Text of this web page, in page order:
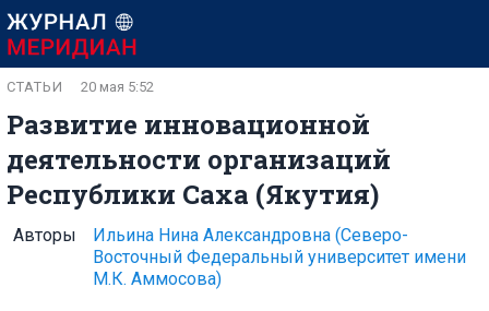
Развитие инновационной
деятельности организаций
Республики Саха (Якутия)
СТАТЬИ 20 мая 5:52
Авторы Ильина Нина Александровна (Северо-
Восточный Федеральный университет имени
М.К. Аммосова)